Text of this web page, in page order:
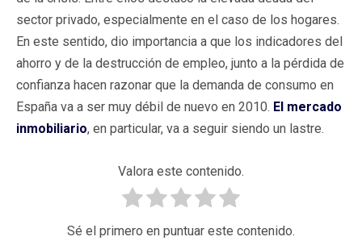
sector privado, especialmente en el caso de los hogares.
En este sentido, dio importancia a que los indicadores del
ahorro y de la destrucción de empleo, junto a la pérdida de
confianza hacen razonar que la demanda de consumo en
España va a ser muy débil de nuevo en 2010. El mercado
inmobiliario, en particular, va a seguir siendo un lastre.
Valora este contenido.
Sé el primero en puntuar este contenido.